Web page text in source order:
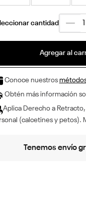
Agregar al
Conoce nuestros
Obtén más información
Aplica Derecho a
(calcetines y petos).
Tenemos envío